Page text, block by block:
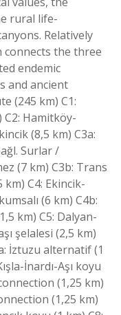
rural life-
Relatively
connects the three
endemic
and ancient
(245 km) C1:
Hamitköy-
(8,5 km) C3a:
Surlar /
(7 km) C3b: Trans
C4: Ekincik-
(6 km) C4b:
km) C5: Dalyan-
şelalesi (2,5 km)
İztuzu alternatif (1
İnardı-Aşı koyu
(1,25 km)
(1,25 km)